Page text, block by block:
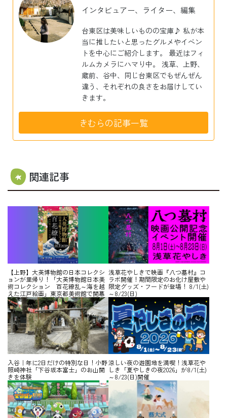
インタビュアー、ライター、編集
台東区は美味しいものの宝庫♪ 私が本
当に推したいと思ったグルメやイベン
トを中心にご紹介します。 最近はフィ
ルムカメラにハマり中。 浅草、上野、
蔵前、谷中、同じ台東区でもぜんぜん
違う、それぞれの良さをお届けしてい
きます。
きむらの記事一覧
関連記事
【上野】大英博物館の日本コレクシ
ョンが里帰り！「大英博物館日本美
術コレクション 百花繚乱～海を越
えた江戸絵画」東京都美術館で開幕
浅草花やしきで映画『八つ墓村』コ
ラボ開催！期間限定のお化け屋敷や
限定グッズ・フードが登場！ 8/1(土)
～8/23(日)
入谷｜年に2日だけの特別な日！小野
照崎神社「下谷坂本富士」のお山開
きを体験
涼しい夜の遊園地を満喫！浅草花や
しき「夏やしきの夜2026」が8/1(土)
～8/23(日)開催